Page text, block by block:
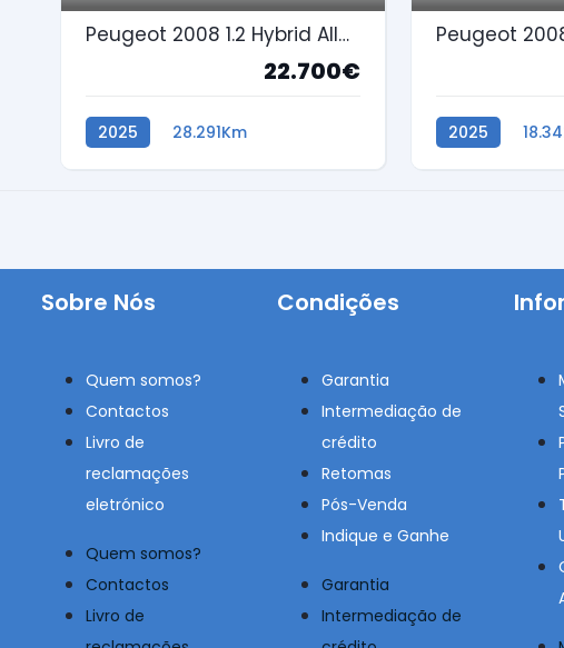
Peugeot 2008 1.2 Hybrid Allure e-DCS6
22.700€
2025
28.291Km
Gasolina
2025
Gasolina
Sobre Nós
Quem somos?
Contactos
Livro de
reclamações
eletrónico
Quem somos?
Contactos
Livro de
Condições
Garantia
Intermediação de
crédito
Retomas
Pós-Venda
Indique e Ganhe
Garantia
Intermediação de